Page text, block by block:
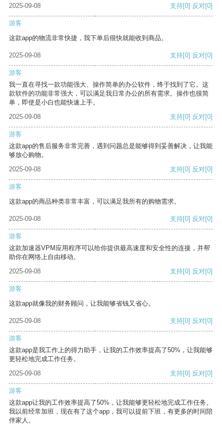
2025-09-08 支持[0] 反对[0]
游客
这款app的物流非常快捷，我下单后很快就能收到商品。
2025-09-08 支持[0] 反对[0]
游客
我一直在寻找一款功能强大、操作简单的办公软件，终于找到了它。这
款软件的功能非常强大，可以满足我日常办公的所有需求。操作也很简
单，即使是小白也能快速上手。
2025-09-08
支持[0] 反对[0]
游客
这款app的售后服务非常完善，遇到问题总是能够得到妥善解决，让我能
够放心购物。
2025-09-08
支持[0] 反对[0]
游客
这款app的商品种类非常丰富，可以满足我所有的购物需求。
2025-09-08 支持[0] 反对[0]
游客
这款加速器VPM应用程序可以给你提供最高速度和安全性的连接，并帮
助你在网络上自由移动。
2025-09-08
支持[0] 反对[0]
游客
这款app就像我的财务顾问，让我能够省钱又省心。
2025-09-08 支持[0] 反对[0]
游客
这款app是我工作上的得力助手，让我的工作效率提高了50%，让我能够
更轻松地完成工作任务。
2025-09-08
支持[0] 反对[0]
游客
这款app让我的工作效率提高了50%，让我能够更轻松地完成工作任务。
我以前经常加班，现在有了这个app，我可以提前下班，有更多的时间陪
伴家人。